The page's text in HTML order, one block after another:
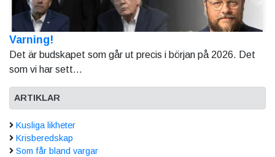
Varning!
Det är budskapet som går ut precis i början på 2026. Det
som vi har sett...
ARTIKLAR
Kusliga likheter
Krisberedskap
Som får bland vargar